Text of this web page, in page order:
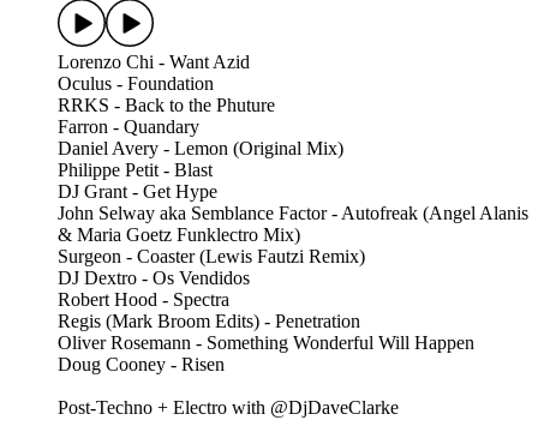
Lorenzo Chi - Want Azid
Oculus - Foundation
RRKS - Back to the Phuture
Farron - Quandary
Daniel Avery - Lemon (Original Mix)
Philippe Petit - Blast
DJ Grant - Get Hype
John Selway aka Semblance Factor - Autofreak (Angel Alanis
& Maria Goetz Funklectro Mix)
Surgeon - Coaster (Lewis Fautzi Remix)
DJ Dextro - Os Vendidos
Robert Hood - Spectra
Regis (Mark Broom Edits) - Penetration
Oliver Rosemann - Something Wonderful Will Happen
Doug Cooney - Risen
Post-Techno + Electro with @DjDaveClarke